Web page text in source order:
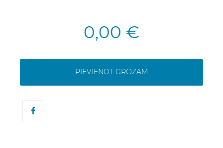
0,00 €
PIEVIENOT GROZAM